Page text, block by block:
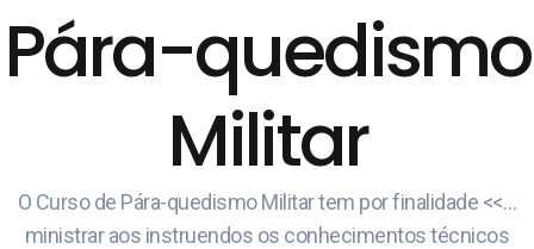
Pára-quedismo
Militar
O Curso de Pára-quedismo Militar tem por finalidade <<…
ministrar aos instruendos os conhecimentos técnicos